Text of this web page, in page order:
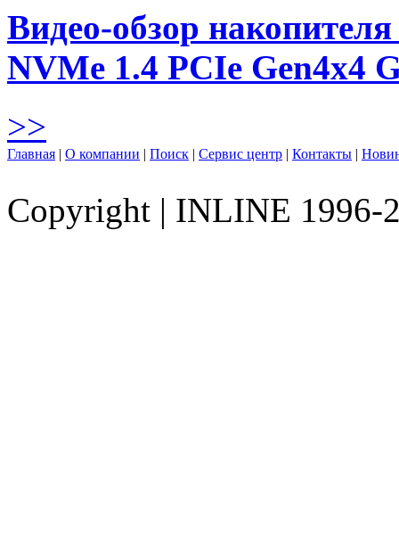
Видео-обзор
NVMe 1.4 PCIe Gen4х4
>>
Главная | О компании | Поиск | Сервис центр | Контакты |
Copyright | INLINE 1996-